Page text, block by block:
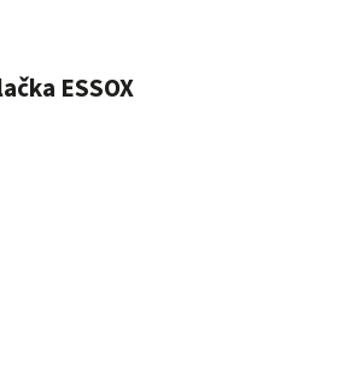
ESSOX